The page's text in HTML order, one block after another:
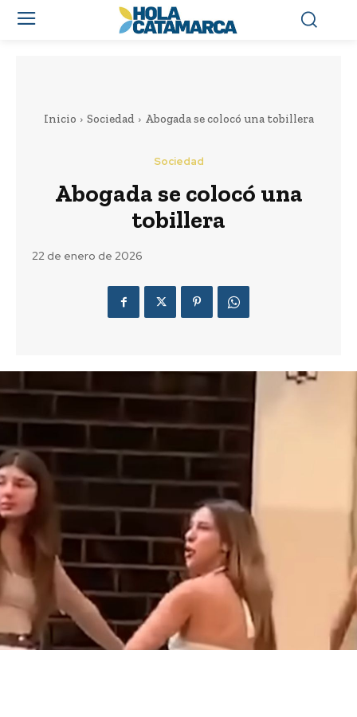
Inicio Sociedad Abogada se colocó una tobillera
Sociedad
Abogada se colocó una
tobillera
22 de enero de 2026